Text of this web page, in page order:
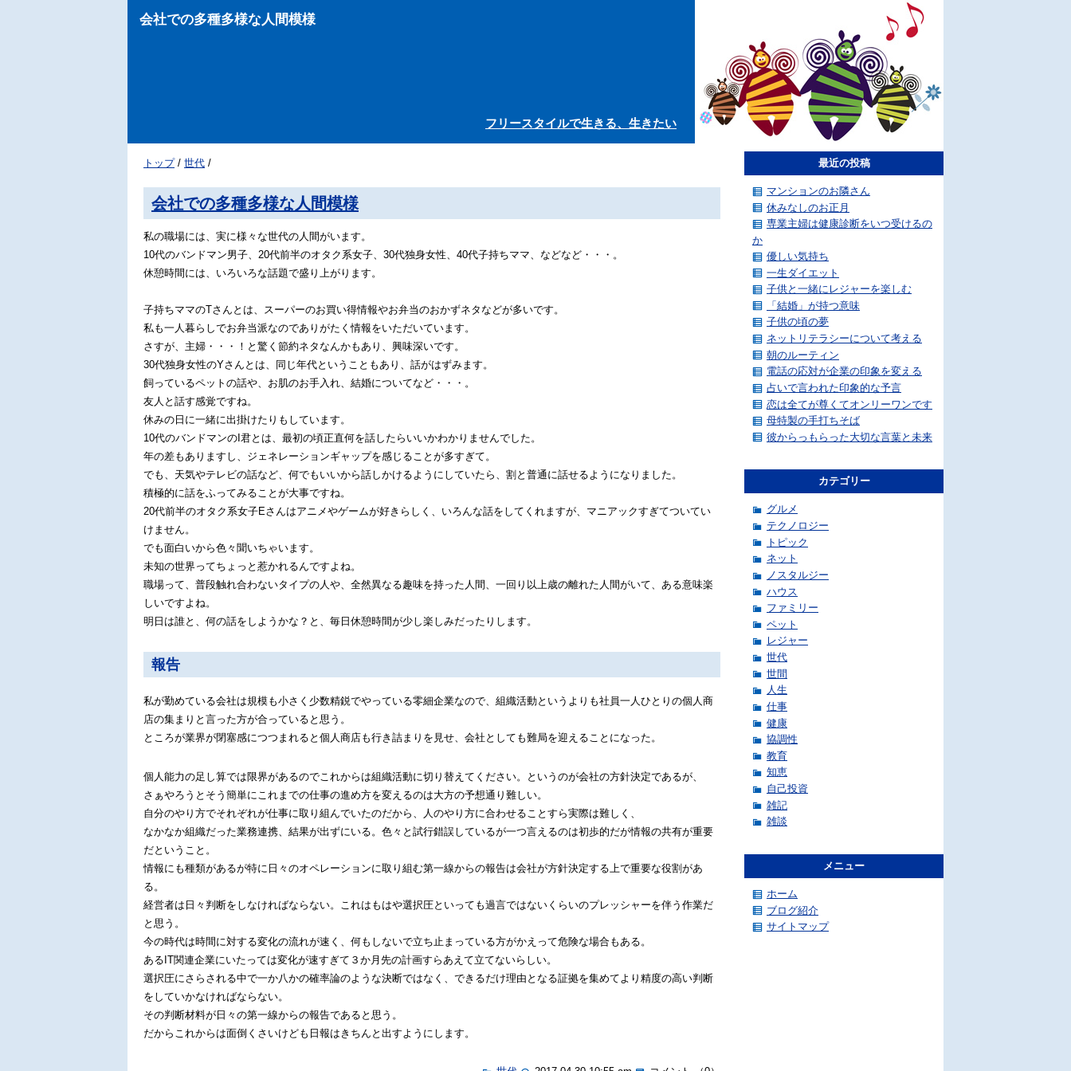
会社での多種多様な人間模様
フリースタイルで生きる、生きたい
トップ/ 世代 /
会社での多種多様な人間模様
私の職場には、実に様々な世代の人間がいます。
10代のバンドマン男子、20代前半のオタク系女子、30代独身女性、40代子持ちママ、などなど・・・。
休憩時間には、いろいろな話題で盛り上がります。
子持ちママのTさんとは、スーパーのお買い得情報やお弁当のおかずネタなどが多いです。
私も一人暮らしでお弁当派なのでありがたく情報をいただいています。
さすが、主婦・・・！と驚く節約ネタなんかもあり、興味深いです。
30代独身女性のYさんとは、同じ年代ということもあり、話がはずみます。
飼っているペットの話や、お肌のお手入れ、結婚についてなど・・・。
友人と話す感覚ですね。
休みの日に一緒に出掛けたりもしています。
10代のバンドマンのI君とは、最初の頃正直何を話したらいいかわかりませんでした。
年の差もありますし、ジェネレーションギャップを感じることが多すぎて。
でも、天気やテレビの話など、何でもいいから話しかけるようにしていたら、割と普通に話せるようになりました。
積極的に話をふってみることが大事ですね。
20代前半のオタク系女子Eさんはアニメやゲームが好きらしく、いろんな話をしてくれますが、マニアックすぎてついてい
けません。
でも面白いから色々聞いちゃいます。
未知の世界ってちょっと惹かれるんですよね。
職場って、普段触れ合わないタイプの人や、全然異なる趣味を持った人間、一回り以上歳の離れた人間がいて、ある意味楽
しいですよね。
明日は誰と、何の話をしようかな？と、毎日休憩時間が少し楽しみだったりします。
報告
私が勤めている会社は規模も小さく少数精鋭でやっている零細企業なので、組織活動というよりも社員一人ひとりの個人商
店の集まりと言った方が合っていると思う。
ところが業界が閉塞感につつまれると個人商店も行き詰まりを見せ、会社としても難局を迎えることになった。
個人能力の足し算では限界があるのでこれからは組織活動に切り替えてください。というのが会社の方針決定であるが、
さぁやろうとそう簡単にこれまでの仕事の進め方を変えるのは大方の予想通り難しい。
自分のやり方でそれぞれが仕事に取り組んでいたのだから、人のやり方に合わせることすら実際は難しく、
なかなか組織だった業務連携、結果が出ずにいる。色々と試行錯誤しているが一つ言えるのは初歩的だが情報の共有が重要
だということ。
情報にも種類があるが特に日々のオペレーションに取り組む第一線からの報告は会社が方針決定する上で重要な役割があ
る。
経営者は日々判断をしなければならない。これはもはや選択圧といっても過言ではないくらいのプレッシャーを伴う作業だ
と思う。
今の時代は時間に対する変化の流れが速く、何もしないで立ち止まっている方がかえって危険な場合もある。
あるIT関連企業にいたっては変化が速すぎて３か月先の計画すらあえて立てないらしい。
選択圧にさらされる中で一か八かの確率論のような決断ではなく、できるだけ理由となる証拠を集めてより精度の高い判断
をしていかなければならない。
その判断材料が日々の第一線からの報告であると思う。
だからこれからは面倒くさいけども日報はきちんと出すようにします。
最近の投稿
マンションのお隣さん
休みなしのお正月
専業主婦は健康診断をいつ受けるの
か
優しい気持ち
一生ダイエット
子供と一緒にレジャーを楽しむ
「結婚」が持つ意味
子供の頃の夢
ネットリテラシーについて考える
朝のルーティン
電話の応対が企業の印象を変える
占いで言われた印象的な予言
恋は全てが尊くてオンリーワンです
母特製の手打ちそば
彼からっもらった大切な言葉と未来
カテゴリー
グルメ
テクノロジー
トピック
ネット
ノスタルジー
ハウス
ファミリー
ペット
レジャー
世代
世間
人生
仕事
健康
協調性
教育
知恵
自己投資
雑記
雑談
メニュー
ホーム
ブログ紹介
サイトマップ